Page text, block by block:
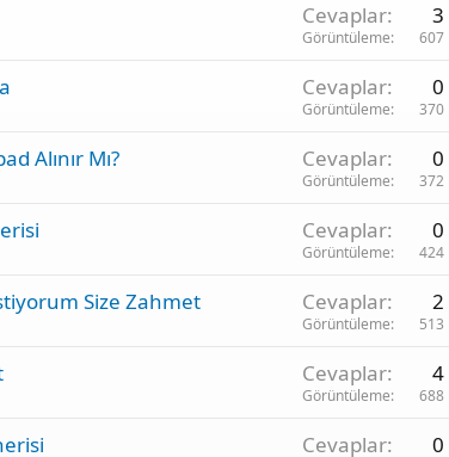
Cevaplar 3
Görüntüleme 607
Cevaplar 0
Görüntüleme 370
Alınır Mı? Cevaplar 0
Görüntüleme 372
Cevaplar 0
Görüntüleme 424
Size Zahmet Cevaplar 2
Görüntüleme 513
Cevaplar 4
Görüntüleme 688
Cevaplar 0